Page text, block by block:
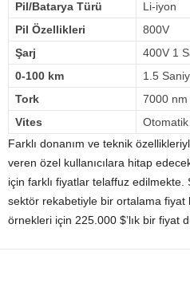
Pil/Batarya Türü
Li-iyon
Pil Özellikleri
800V
Şarj
400V 1
0-100 km
1.5
Tork
7000 nm
Vites
Farklı donanım ve teknik
veren özel kullanıcılara hitap
için farklı fiyatlar telaffuz
sektör rekabetiyle bir ortalama
örnekleri için 225.000 $’lık bir fiyat